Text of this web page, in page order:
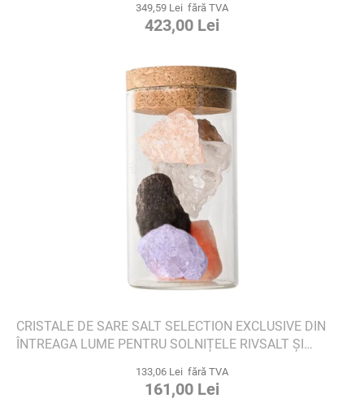
349,59 Lei fără TVA
423,00 Lei
CRISTALE DE SARE SALT SELECTION EXCLUSIVE DIN
ÎNTREAGA LUME PENTRU SOLNIȚELE RIVSALT ȘI
133,06 Lei fără TVA
161,00 Lei